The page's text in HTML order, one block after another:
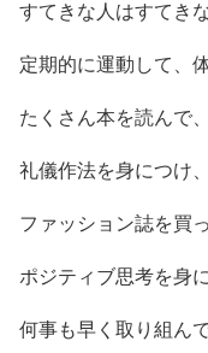
すてきな人はすてき
定期的に運動して、
たくさん本を読んで
礼儀作法を身につけ
ファッション誌を買
ポジティブ思考を身
何事も早く取り組ん